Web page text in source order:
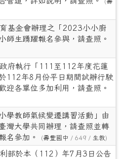
基金會辦理之「2023小小廚
師生踴躍報名參與，請查照。
府執行「111至112年度花蓮
112年8月份平日期間試辦行駛
迎各單位多加利用，請查照。
學教師氣候變遷講習活動」由
灣大學共同辦理，請查照並轉
名參加。
(壽豐國中 / 649 / 生教)
部於本（112）年7月3日公告